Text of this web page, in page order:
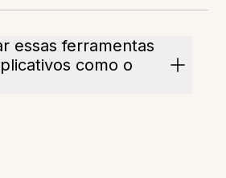
essas ferramentas
como o